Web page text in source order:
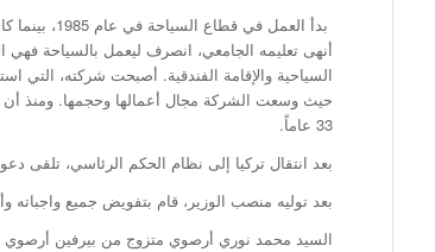
بدأ العمل
السياحية والإقامة الفندقية. أصبحت شركته،
33 عاماً.
بعد انتقال تركيا إلى نظام الحكم الرئاسي، تلقى
بعد توليه منصب الوزير، قام بتفويض جميع واجباته وألقابه
السيد محمد نوري أرصوي متزوج من بيرفين أرصوي